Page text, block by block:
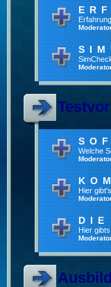
Welche
Hier
DIE
Hier